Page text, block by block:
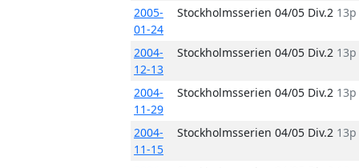
2005-
01-24
Stockholmsserien 04/05 Div.2 13p
2004-
12-13
Stockholmsserien 04/05 Div.2 13p
2004-
11-29
Stockholmsserien 04/05 Div.2 13p
2004-
11-15
Stockholmsserien 04/05 Div.2 13p